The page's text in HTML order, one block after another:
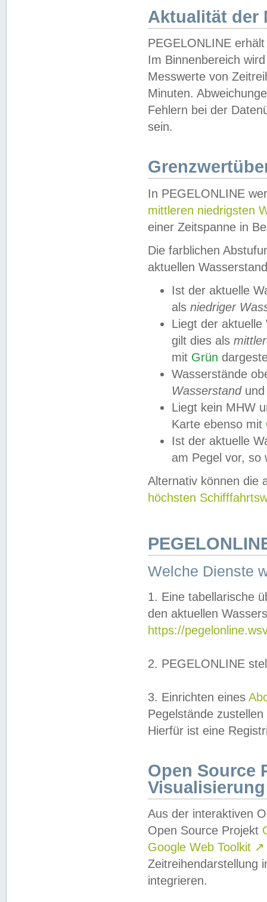
Aktualität der
PEGELONLINE
Im Binnenbereich
Messwerte von
Minuten.
Fehlern bei der
sein.
In PEGELONLINE
mittleren niedrigsten
einer Zeitspanne in
Die farblichen
aktuellen
Ist der aktuelle
als niedriger
Liegt der
gilt dies als
mit Grün
Wasserstände
Wasserstandund
Liegt kein MHW
Karte ebenso mit
Ist der aktuelle
am Pegel vor,
Alternativ können die
höchsten
Welche Dienste
1. Eine tabellarische
den aktuellen
https://
2. PEGELONLINE
3. Einrichten eines
Pegelstände
Hierfür ist eine
Open Source
Visualisierung
Aus der interaktiven
Open Source Projekt
Google Web Toolkit ↗
Zeitreihendarstellung
integrieren.